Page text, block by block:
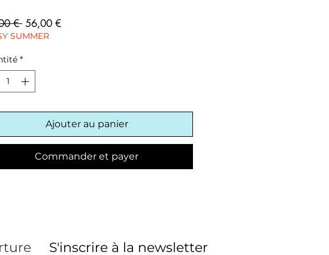
€ Prix
original
56,00 €Prix
SUMMER
*
Ajouter au panier
Commander et payer
S'inscrire à la newsletter